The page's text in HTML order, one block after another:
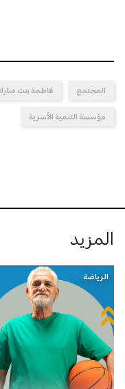
المجتمع فاطمة بنت مبارك
مؤسسة التنمية الأسرية
المزيد
الرياضة